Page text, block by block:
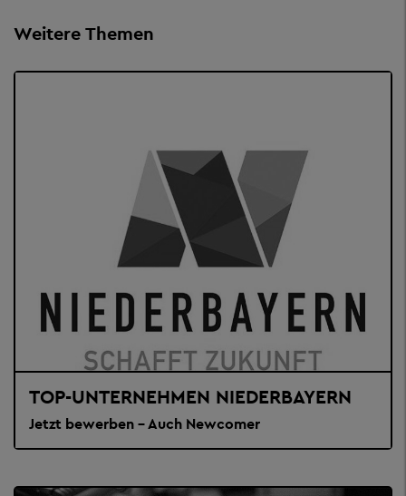
Weitere Themen
TOP-UNTERNEHMEN NIEDERBAYERN
Jetzt bewerben - Auch Newcomer